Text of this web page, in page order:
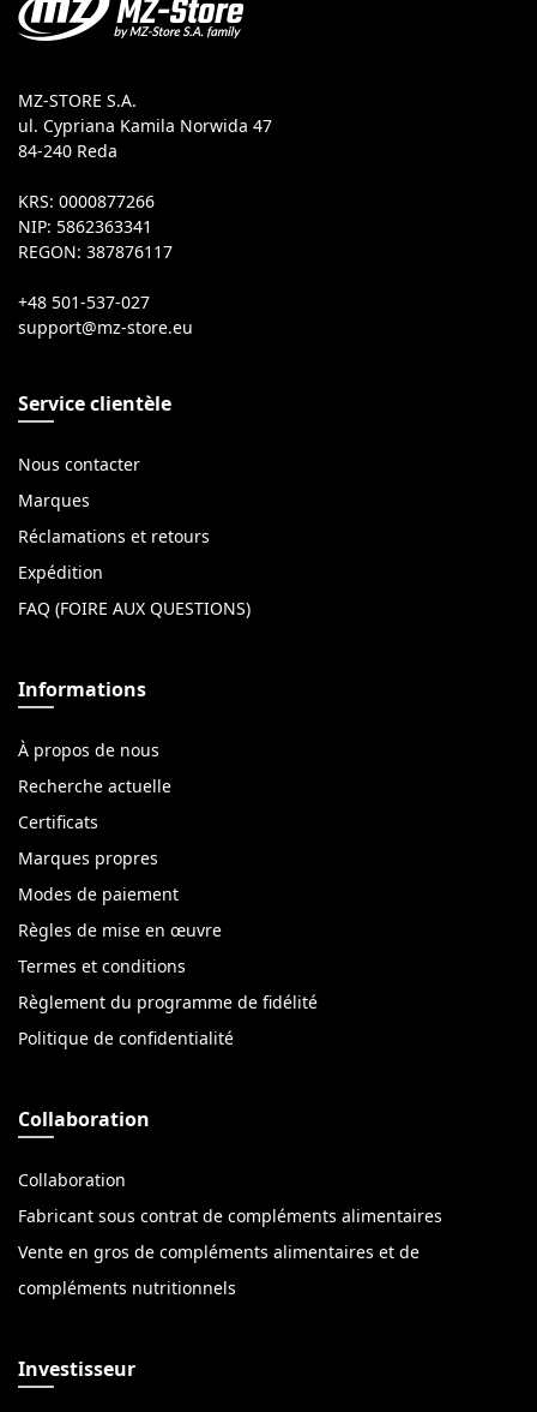
MZ-STORE S.A.
ul. Cypriana Kamila Norwida 47
84-240 Reda
KRS: 0000877266
NIP: 5862363341
REGON: 387876117
+48 501-537-027
Service clientèle
Nous contacter
Marques
Réclamations et retours
Expédition
FAQ (FOIRE AUX QUESTIONS)
Informations
À propos de nous
Recherche actuelle
Certificats
Marques propres
Modes de paiement
Règles de mise en œuvre
Termes et conditions
Règlement du programme de fidélité
Politique de confidentialité
Collaboration
Collaboration
Fabricant sous contrat de compléments alimentaires
Vente en gros de compléments alimentaires et de
compléments nutritionnels
Investisseur